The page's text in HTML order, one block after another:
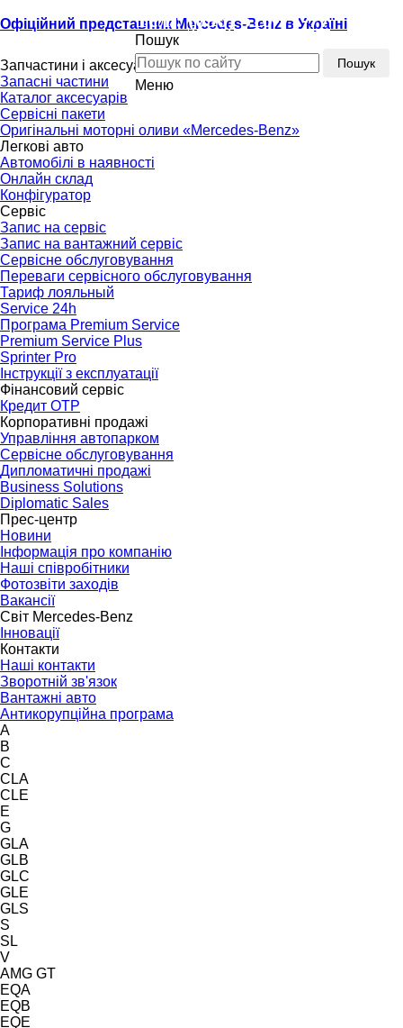
Офіційний представник Mercedes-Benz в Україні
Тел.:(096) 510-77-77
Пошук
Пошук
Меню
(096) 510-77-77
Запчастини і аксесуари
Запасні частини
Каталог аксесуарів
Сервісні пакети
Оригінальні моторні оливи «Mercedes-Benz»
Легкові авто
Автомобілі в наявності
Онлайн склад
Конфігуратор
Сервіс
Запис на сервіс
Запис на вантажний сервіс
Сервісне обслуговування
Переваги сервісного обслуговування
Тариф лояльный
Service 24h
Програма Premium Service
Premium Service Plus
Sprinter Pro
Інструкції з експлуатації
Фінансовий сервіс
Кредит OTP
Корпоративні продажі
Управління автопарком
Сервісне обслуговування
Дипломатичні продажі
Business Solutions
Diplomatic Sales
Прес-центр
Новини
Інформація про компанію
Наші співробітники
Фотозвіти заходів
Вакансії
Світ Mercedes-Benz
Інновації
Контакти
Наші контакти
Зворотній зв'язок
Вантажні авто
Антикорупційна програма
A
B
C
CLA
CLE
E
G
GLA
GLB
GLC
GLE
GLS
S
SL
V
AMG GT
EQA
EQB
EQE